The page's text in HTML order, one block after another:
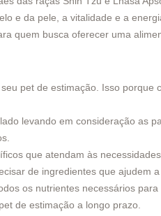
e da pele, a vitalidade e a
quem busca oferecer uma
pet de estimação. Isso porque
levando em consideração as
que atendam às
de ingredientes que ajudem
os nutrientes necessários
de estimação a longo prazo.